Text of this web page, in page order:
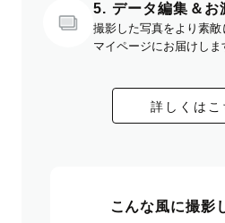
5. データ編集＆お
撮影した写真をより素
マイページにお届けしま
詳しくはこ
こんな風に撮影